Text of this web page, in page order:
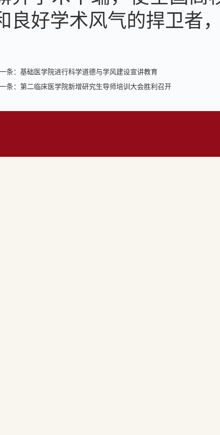
良好学术风气的捍卫者
条： 基础医学院进行科学道德与学风建设宣讲教育
条： 第二临床医学院新增研究生导师培训大会胜利召开